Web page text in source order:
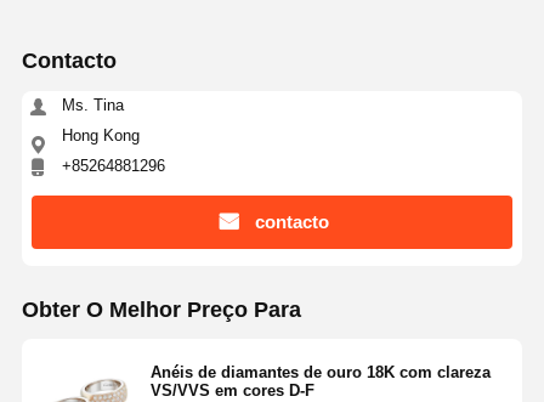
Contacto
Ms. Tina
Hong Kong
+85264881296
contacto
Obter O Melhor Preço Para
Anéis de diamantes de ouro 18K com clareza
VS/VVS em cores D-F